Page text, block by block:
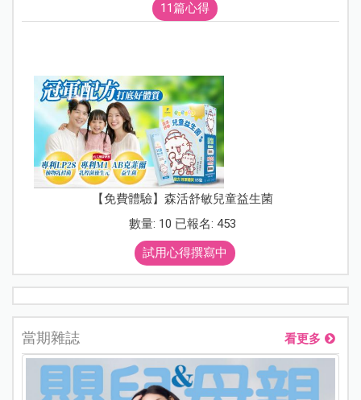
11篇心得
【免費體驗】森活舒敏兒童益生菌
數量: 10 已報名: 453
試用心得撰寫中
當期雜誌 看更多